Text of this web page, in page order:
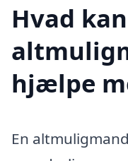
Hvad
hjælpe
En